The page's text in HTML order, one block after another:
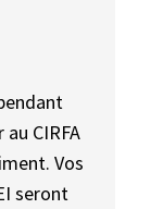
CIRFA
Vos
seront